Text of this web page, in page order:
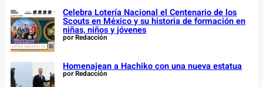
Celebra Lotería Nacional el Centenario de los
Scouts en México y su historia de formación en
niñas, niños y jóvenes
por Redacción
Homenajean a Hachiko con una nueva estatua
por Redacción